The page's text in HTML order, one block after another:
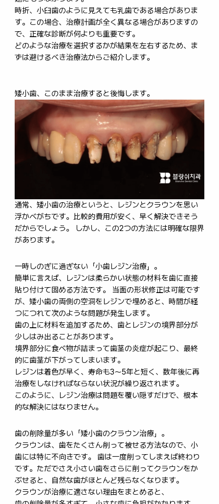
時折、小臼歯のように見えても乳歯である場合がありま
す。この場合、治療計画が全く異なる場合がありますの
で、正確な診断が何よりも重要です。
どのような治療を選択するかが結果を左右するため、ま
ずは避けるべき治療法からご紹介します。
矮小歯、このまま治療すると後悔します。
通常、矮小歯の治療というと、レジンとクラウンを思い
浮かべがちです。比較的費用が安く、早く解決できそう
だからでしょう。 しかし、この2つの方法には明確な限界
があります。
一時しのぎに過ぎない「小歯レジン治療」。
簡単に言えば、レジンは柔らかい状態の材料を歯に直接
貼り付けて固める方法です。 当面の形状修正は可能です
が、矮小歯の両側の空洞をレジンで埋めると、時間が経
つにつれて次のような問題が発生します。
歯の上に材料を追加するため、歯とレジンの境界部分が
少しはみ出ることがあります。
境界部分に食べ物が詰まって歯茎の炎症が起こり、最終
的に歯茎が下がってしまいます。
レジンは着色が早く、寿命も3～5年と短く、数年後に再
治療をしなければならない状況が繰り返されます。
このように、レジン治療は問題を覆い隠すだけで、根本
的な解決にはなりません。
歯の削除量が多い「矮小歯のクラウン治療」。
クラウンは、歯をたくさん削って被せる方法なので、小
歯には特に不向きです。 歯は一度削ってしまえば終わり
です。ただでさえ小さい歯をさらに削ってクラウンをか
ぶせると、自然な歯がほとんど残らなくなります。
クラウンが治療に適さない理由をまとめると、